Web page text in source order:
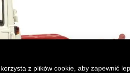
z plików cookie, aby zapewnić